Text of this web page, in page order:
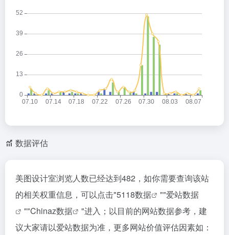
数据评估
美图设计室浏览人数已经达到482，如你需要查询该站
的相关权重信息，可以点击"5118数据 ""爱站数据
""Chinaz数据
"进入；以目前的网站数据参考，建
议大家请以爱站数据为准，更多网站价值评估因素如：